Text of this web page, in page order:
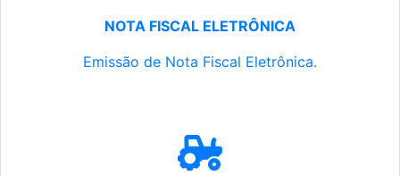
NOTA FISCAL ELETRÔNICA
Emissão de Nota Fiscal Eletrônica.